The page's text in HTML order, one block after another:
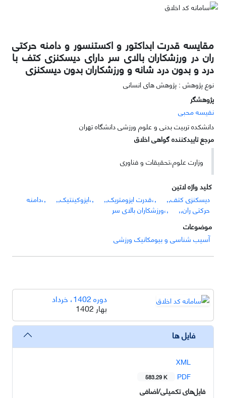
مقایسه قدرت ابداکتور و اکستنسور و دامنه حرکتی
ران در ورزشکاران بالای سر دارای دیسکنزی کتف با
درد و بدون درد شانه و ورزشکاران بدون دیسکنزی
نوع پژوهش : پژوهش های انسانی
پژوهشگر
نفیسه محبی
دانشکده تربیت بدنی و علوم ورزشی دانشگاه تهران
مرجع تاییدکننده گواهی اخلاق
وزارت علوم،تحقیقات و فناوری
کلید واژه لاتین
دیسکنزی کتف,,
,،قدرت ایزومتریک,, ,،ایزوکینتیک,,
,،دامنه
حرکتی ران,,
,،ورزشکاران بالای سر
موضوعات
آسیب شناسی و بیومکانیک ورزشی
دوره 1402، خرداد
بهار 1402
فایل ها
XML
PDF
583.29 K
فایل‌های تکمیلی/اضافی